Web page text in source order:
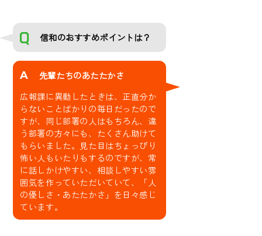
信和のおすすめポイントは？
A
先輩たちのあたたかさ
広報課に異動したときは、正直分か
らないことばかりの毎日だったので
すが、同じ部署の人はもちろん、違
う部署の方々にも、たくさん助けて
もらいました。見た目はちょっぴり
怖い人もいたりもするのですが、常
に話しかけやすい、相談しやすい雰
囲気を作っていただいていて、「人
の優しさ・あたたかさ」を日々感じ
ています。